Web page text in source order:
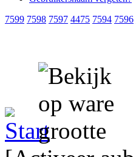
7599 7598 7597 4475 7594 7596